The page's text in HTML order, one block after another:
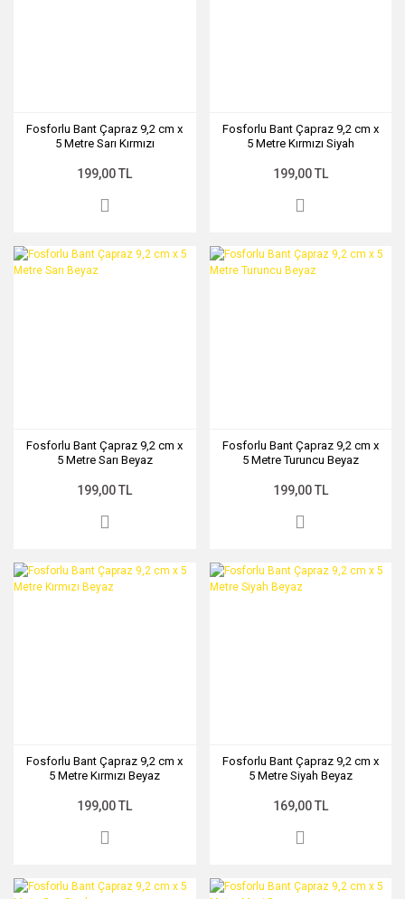
Fosforlu Bant Çapraz 9,2 cm x
5 Metre Sarı Kırmızı
199,00 TL
Fosforlu Bant Çapraz 9,2 cm x
5 Metre Kırmızı Siyah
199,00 TL
Fosforlu Bant Çapraz 9,2 cm x
5 Metre Sarı Beyaz
199,00 TL
Fosforlu Bant Çapraz 9,2 cm x
5 Metre Turuncu Beyaz
199,00 TL
Fosforlu Bant Çapraz 9,2 cm x
5 Metre Kırmızı Beyaz
199,00 TL
Fosforlu Bant Çapraz 9,2 cm x
5 Metre Siyah Beyaz
169,00 TL